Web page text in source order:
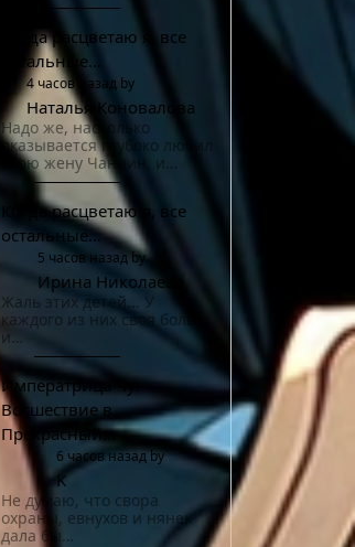
Когда расцветаю я, все
остальные…
4 часов назад by
Наталья Коновалова
Надо же, насколько
оказывается глубоко любил
свою жену Чанцин, и…
Когда расцветаю я, все
остальные…
5 часов назад by
Ирина Николаева
Жаль этих детей... У
каждого из них своя боль
и…
Императрица Чу:
Восшествие в
Прекрасный…
6 часов назад by
K
Не думаю, что свора
охраны, евнухов и нянек
дала бы…